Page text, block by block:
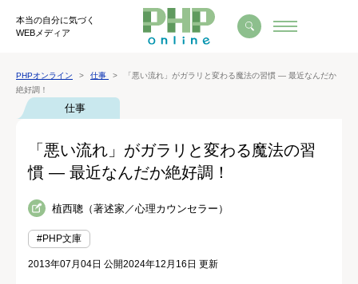
本当の自分に気づく
WEBメディア
PHPオンライン 仕事
「悪い流れ」がガラリと変わる魔法の習慣 ― 最近なんだか
絶好調！
仕事
「悪い流れ」がガラリと変わる魔法の習
慣 ― 最近なんだか絶好調！
植西聰（著述家／心理カウンセラー）
#PHP文庫
2013年07月04日 公開2024年12月16日 更新